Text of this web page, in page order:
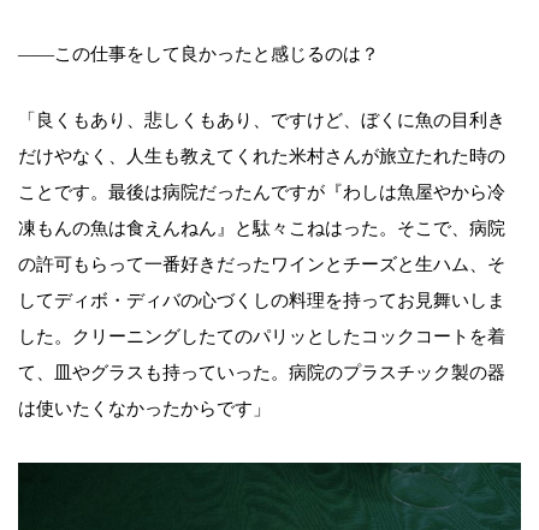
――この仕事をして良かったと感じるのは？
「良くもあり、悲しくもあり、ですけど、ぼくに魚の目利き
だけやなく、人生も教えてくれた米村さんが旅立たれた時の
ことです。最後は病院だったんですが『わしは魚屋やから冷
凍もんの魚は食えんねん』と駄々こねはった。そこで、病院
の許可もらって一番好きだったワインとチーズと生ハム、そ
してディボ・ディバの心づくしの料理を持ってお見舞いしま
した。クリーニングしたてのパリッとしたコックコートを着
て、皿やグラスも持っていった。病院のプラスチック製の器
は使いたくなかったからです」